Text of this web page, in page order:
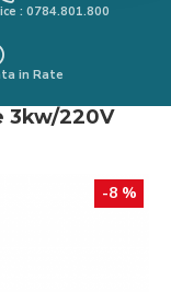
: 0784.801.800
in Rate
3kw/220V
-8 %